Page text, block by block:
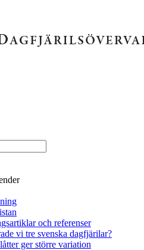
och referenser
vi tre svenska dagfjärilar?
ger större variation